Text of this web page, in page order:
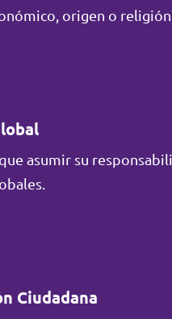
origen o
asumir su
Ciudadana